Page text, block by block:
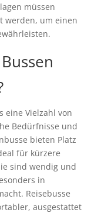
müssen
werden, um einen
eine Vielzahl von
Bedürfnisse und
bieten Platz
für kürzere
sind wendig und
in
Reisebusse
ausgestattet